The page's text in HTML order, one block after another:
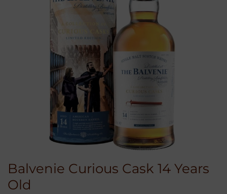
Balvenie Curious Cask 14 Years
Old